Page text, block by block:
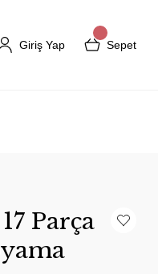
Giriş Yap Sepet
Parça